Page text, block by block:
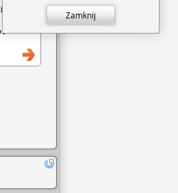
od
Zamknij